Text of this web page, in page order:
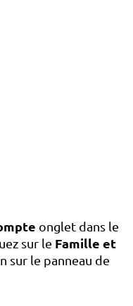
onglet dans le
sur le Famille et
sur le panneau de